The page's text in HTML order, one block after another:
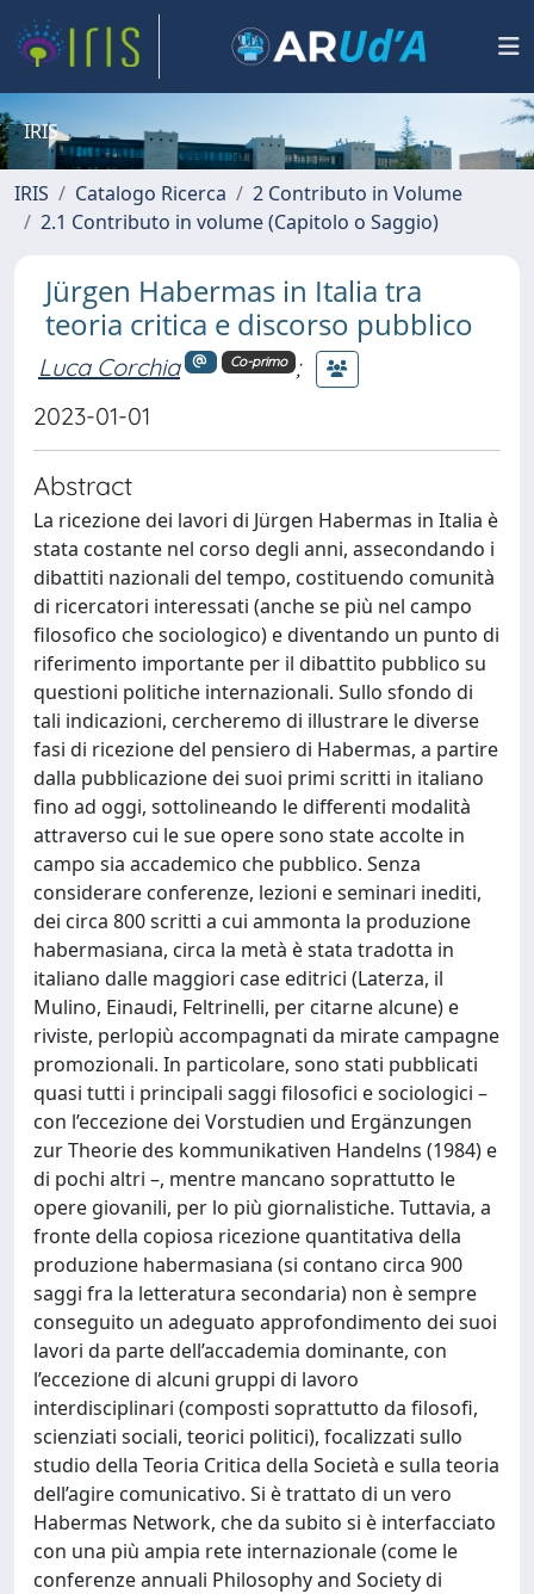
IRIS
IRIS Catalogo Ricerca
2 Contributo in Volume
2.1 Contributo in volume (Capitolo o Saggio)
Jürgen Habermas in Italia tra
teoria critica e discorso pubblico
Luca Corchia Co-primo
;
2023-01-01
Abstract
La ricezione dei lavori di Jürgen Habermas in Italia è
stata costante nel corso degli anni, assecondando i
dibattiti nazionali del tempo, costituendo comunità
di ricercatori interessati (anche se più nel campo
filosofico che sociologico) e diventando un punto di
riferimento importante per il dibattito pubblico su
questioni politiche internazionali. Sullo sfondo di
tali indicazioni, cercheremo di illustrare le diverse
fasi di ricezione del pensiero di Habermas, a partire
dalla pubblicazione dei suoi primi scritti in italiano
fino ad oggi, sottolineando le differenti modalità
attraverso cui le sue opere sono state accolte in
campo sia accademico che pubblico. Senza
considerare conferenze, lezioni e seminari inediti,
dei circa 800 scritti a cui ammonta la produzione
habermasiana, circa la metà è stata tradotta in
italiano dalle maggiori case editrici (Laterza, il
Mulino, Einaudi, Feltrinelli, per citarne alcune) e
riviste, perlopiù accompagnati da mirate campagne
promozionali. In particolare, sono stati pubblicati
quasi tutti i principali saggi filosofici e sociologici –
con l’eccezione dei Vorstudien und Ergänzungen
zur Theorie des kommunikativen Handelns (1984) e
di pochi altri –, mentre mancano soprattutto le
opere giovanili, per lo più giornalistiche. Tuttavia, a
fronte della copiosa ricezione quantitativa della
produzione habermasiana (si contano circa 900
saggi fra la letteratura secondaria) non è sempre
conseguito un adeguato approfondimento dei suoi
lavori da parte dell’accademia dominante, con
l’eccezione di alcuni gruppi di lavoro
interdisciplinari (composti soprattutto da filosofi,
scienziati sociali, teorici politici), focalizzati sullo
studio della Teoria Critica della Società e sulla teoria
dell’agire comunicativo. Si è trattato di un vero
Habermas Network, che da subito si è interfacciato
con una più ampia rete internazionale (come le
conferenze annuali Philosophy and Society di